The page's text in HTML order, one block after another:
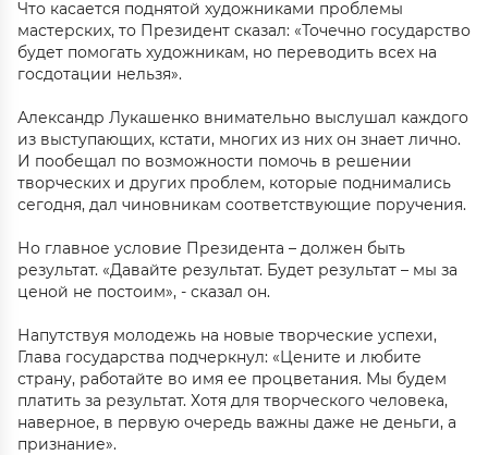
Что касается поднятой художниками проблемы
мастерских, то Президент сказал: «Точечно государство
будет помогать художникам, но переводить всех на
госдотации нельзя».
Александр Лукашенко внимательно выслушал каждого
из выступающих, кстати, многих из них он знает лично.
И пообещал по возможности помочь в решении
творческих и других проблем, которые поднимались
сегодня, дал чиновникам соответствующие поручения.
Но главное условие Президента – должен быть
результат. «Давайте результат. Будет результат – мы за
ценой не постоим», - сказал он.
Напутствуя молодежь на новые творческие успехи,
Глава государства подчеркнул: «Цените и любите
страну, работайте во имя ее процветания. Мы будем
платить за результат. Хотя для творческого человека,
наверное, в первую очередь важны даже не деньги, а
признание».